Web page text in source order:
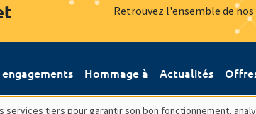
Retrouvez l'ensemble de
engagements Hommage à Actualités
services tiers pour garantir son bon fonctionnement,